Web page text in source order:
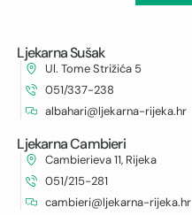
Ljekarna Sušak
Ul. Tome Strižića 5
051/337-238
albahari@ljekarna-rijeka.hr
Ljekarna Cambieri
Cambierieva 11, Rijeka
051/215-281
cambieri@ljekarna-rijeka.hr